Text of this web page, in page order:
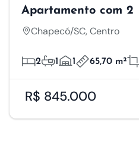
Apartamento com 2
Chapecó/SC, Centro
2 1 1 65,70 m²
R$ 845.000